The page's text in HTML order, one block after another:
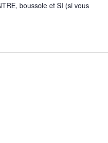
boussole et SI (si vous